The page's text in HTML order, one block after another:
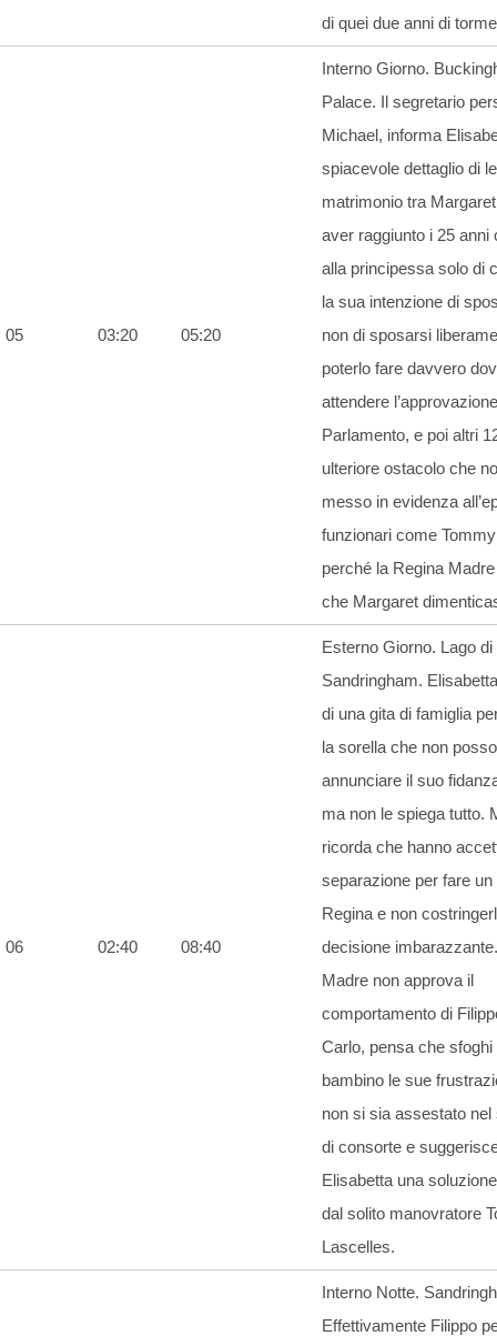
di quei due anni di
05 03:20 05:20
Interno Giorno.
Palace. Il segretario
Michael, informa
spiacevole dettaglio di
matrimonio tra
aver raggiunto i 25 anni
alla principessa solo di
la sua intenzione di
non di sposarsi
poterlo fare davvero
attendere
Parlamento, e poi altri
ulteriore ostacolo che
messo in evidenza
funzionari come
perché la Regina
che Margaret
06 02:40 08:40
Esterno Giorno. Lago di
Sandringham.
di una gita di famiglia
la sorella che non
annunciare il suo
ma non le spiega tutto.
ricorda che hanno
separazione per fare un
Regina e non
decisione
Madre non approva il
comportamento di
Carlo, pensa che sfoghi
bambino le sue
non si sia assestato nel
di consorte e
Elisabetta una
dal solito manovratore
Lascelles.
Interno Notte.
Effettivamente Filippo